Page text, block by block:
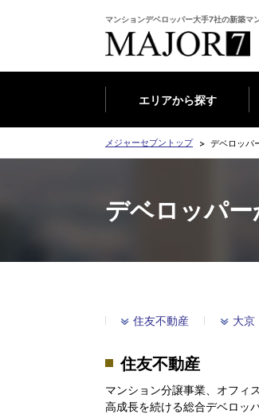
マンションデベロッパー大手7社の新築マ
エリアから探す
メジャーセブントップ デベロッパ
デベロッパ
住友不動産 大京
住友不動産
マンション分譲事業、オフィ
高成長を続ける総合デベロッ